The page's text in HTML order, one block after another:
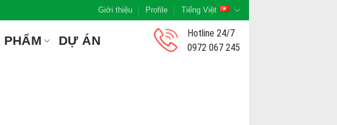
Giới thiệu Profile Tiếng Việt
PHẨM DỰ ÁN
Hotline 24/7
0972 067 245